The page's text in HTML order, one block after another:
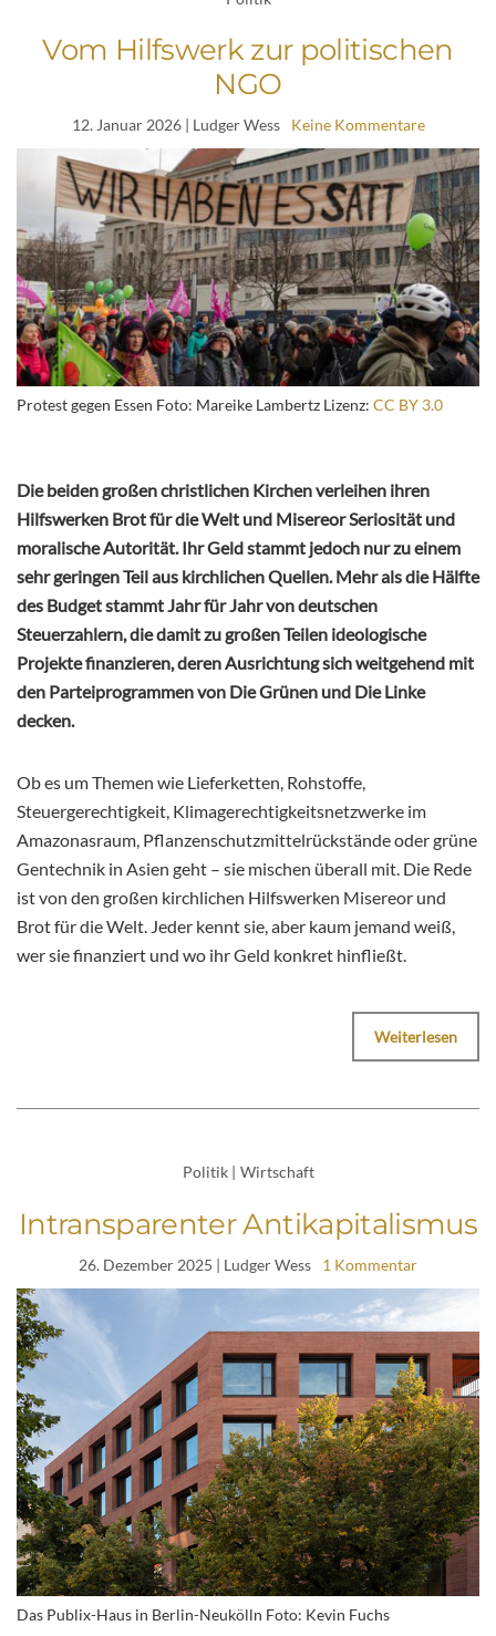
Vom Hilfswerk zur politischen
NGO
12. Januar 2026| Ludger Wess Keine Kommentare
Protest gegen Essen Foto: Mareike Lambertz Lizenz: CC BY 3.0
Die beiden großen christlichen Kirchen verleihen ihren
Hilfswerken Brot für die Welt und Misereor Seriosität und
moralische Autorität. Ihr Geld stammt jedoch nur zu einem
sehr geringen Teil aus kirchlichen Quellen. Mehr als die Hälfte
des Budget stammt Jahr für Jahr von deutschen
Steuerzahlern, die damit zu großen Teilen ideologische
Projekte finanzieren, deren Ausrichtung sich weitgehend mit
den Parteiprogrammen von Die Grünen und Die Linke
decken.
Ob es um Themen wie Lieferketten, Rohstoffe,
Steuergerechtigkeit, Klimagerechtigkeitsnetzwerke im
Amazonasraum, Pflanzenschutzmittelrückstände oder grüne
Gentechnik in Asien geht – sie mischen überall mit. Die Rede
ist von den großen kirchlichen Hilfswerken Misereor und
Brot für die Welt. Jeder kennt sie, aber kaum jemand weiß,
wer sie finanziert und wo ihr Geld konkret hinfließt.
Weiterlesen
Politik Wirtschaft
Intransparenter Antikapitalismus
26. Dezember 2025 | Ludger Wess 1 Kommentar
Das Publix-Haus in Berlin-Neukölln Foto: Kevin Fuchs